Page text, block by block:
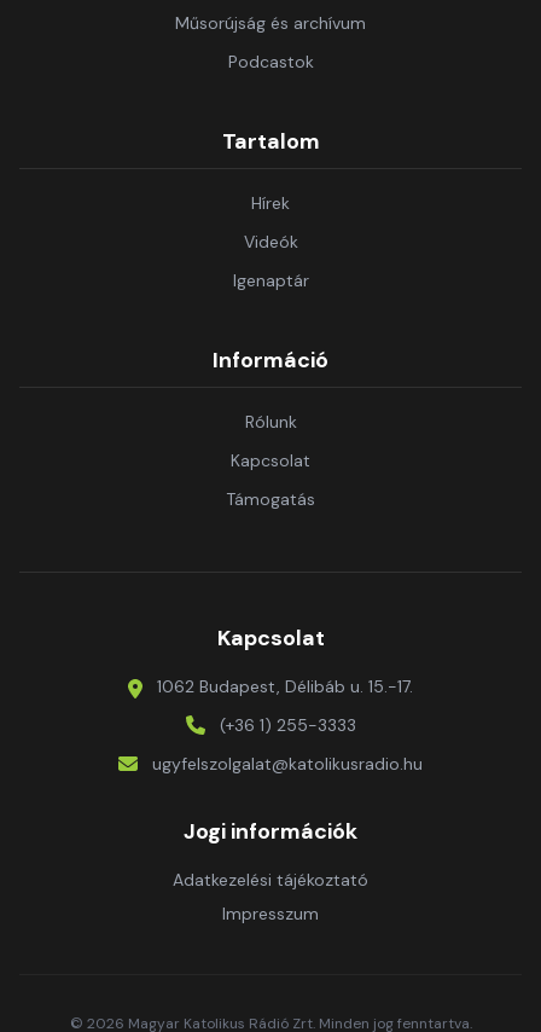
Műsorújság és archívum
Podcastok
Tartalom
Hírek
Videók
Igenaptár
Információ
Rólunk
Kapcsolat
Támogatás
Kapcsolat
1062 Budapest, Délibáb u. 15.-17.
(+36 1) 255-3333
ugyfelszolgalat@katolikusradio.hu
Jogi információk
Adatkezelési tájékoztató
Impresszum
© 2026 Magyar Katolikus Rádió Zrt. Minden jog fenntartva.